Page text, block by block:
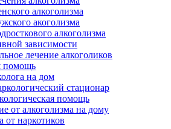
алкоголизма
акоголизма
алкоголизма
зависимости
лечение алкоголиков
помощь
на дом
стационар
помощь
от алкоголизма на дому
от наркотиков